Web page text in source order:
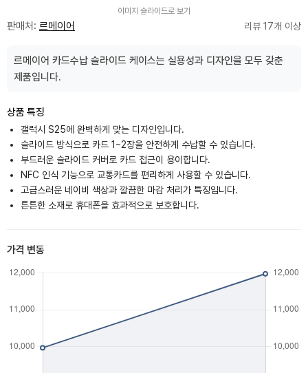
이미지 슬라이드로 보기
판매처: 르메이어 리뷰 17개 이상
르메이어 카드수납 슬라이드 케이스는 실용성과 디자인을 모두 갖춘
제품입니다.
상품 특징
갤럭시 S25에 완벽하게 맞는 디자인입니다.
슬라이드 방식으로 카드 1~2장을 안전하게 수납할 수 있습니다.
부드러운 슬라이드 커버로 카드 접근이 용이합니다.
NFC 인식 기능으로 교통카드를 편리하게 사용할 수 있습니다.
고급스러운 네이비 색상과 깔끔한 마감 처리가 특징입니다.
튼튼한 소재로 휴대폰을 효과적으로 보호합니다.
가격 변동